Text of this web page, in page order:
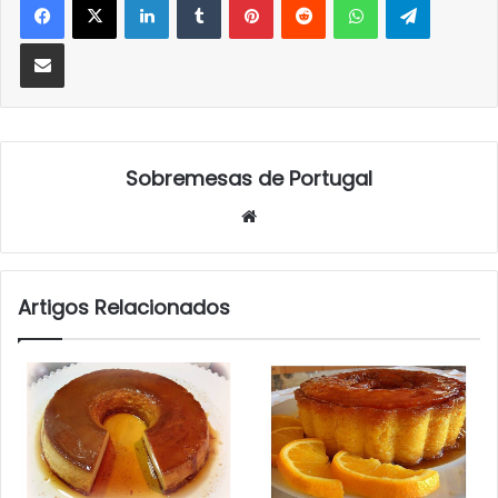
Partilhar Via Email
Sobremesas de Portugal
Artigos Relacionados